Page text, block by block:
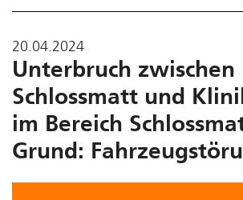
20.04.2024
Unterbruch zwischen
Schlossmatt und
im Bereich
Grund: